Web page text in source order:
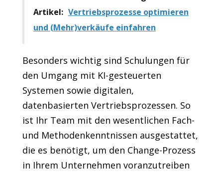
Artikel: Vertriebsprozesse optimieren
und (Mehr)verkäufe einfahren
Besonders wichtig sind Schulungen für
den Umgang mit KI-gesteuerten
Systemen sowie digitalen,
datenbasierten Vertriebsprozessen. So
ist Ihr Team mit den wesentlichen Fach-
und Methodenkenntnissen ausgestattet,
die es benötigt, um den Change-Prozess
in Ihrem Unternehmen voranzutreiben